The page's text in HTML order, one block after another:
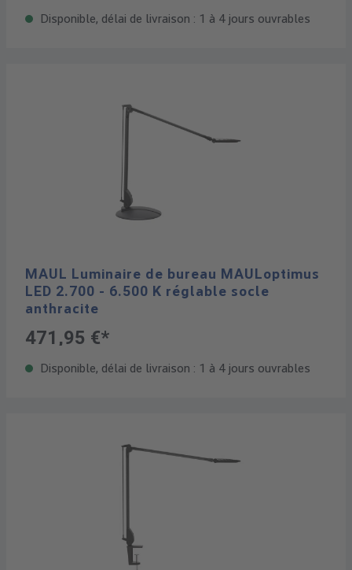
Disponible, délai de livraison : 1 à 4 jours ouvrables
MAUL Luminaire de bureau MAULoptimus
LED 2.700 - 6.500 K réglable socle
anthracite
471,95 €*
Disponible, délai de livraison : 1 à 4 jours ouvrables